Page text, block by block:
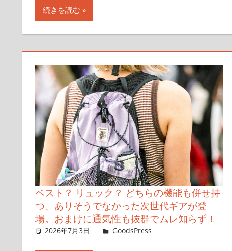
続きを読む
ベスト？ リュック？ どちらの機能も併せ持
つ、ありそうでなかった次世代ギアが登
場。おまけに通気性も抜群でムレ知らず！
2026年7月3日 GoodsPress Web
GoodsPress